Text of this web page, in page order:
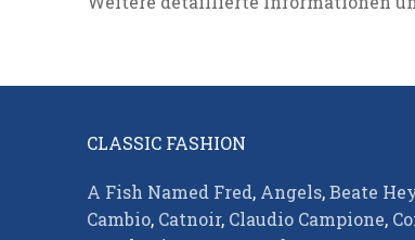
CLASSIC FASHION
A Fish Named Fred, Angels,Beate
Cambio, Catnoir, Claudio Campione,
alles so zeigt,